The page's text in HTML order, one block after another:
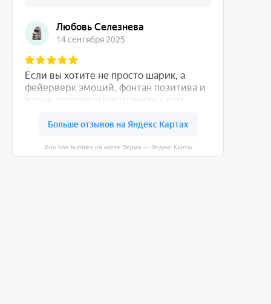
Bon bon bubbles на карте Перми — Яндекс Карты